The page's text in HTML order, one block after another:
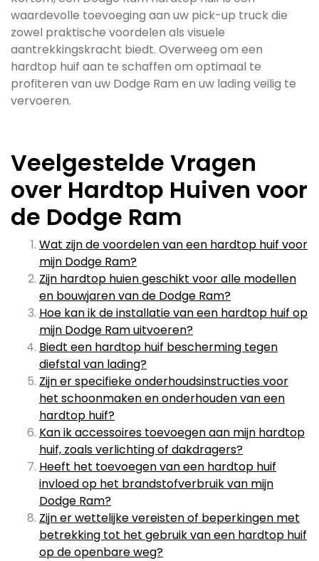
waardevolle toevoeging aan uw pick-up truck die
zowel praktische voordelen als visuele
aantrekkingskracht biedt. Overweeg om een
hardtop huif aan te schaffen om optimaal te
profiteren van uw Dodge Ram en uw lading veilig te
vervoeren.
Veelgestelde Vragen
over Hardtop Huiven voor
de Dodge Ram
Wat zijn de voordelen van een hardtop huif voor
mijn Dodge Ram?
Zijn hardtop huien geschikt voor alle modellen
en bouwjaren van de Dodge Ram?
Hoe kan ik de installatie van een hardtop huif op
mijn Dodge Ram uitvoeren?
Biedt een hardtop huif bescherming tegen
diefstal van lading?
Zijn er specifieke onderhoudsinstructies voor
het schoonmaken en onderhouden van een
hardtop huif?
Kan ik accessoires toevoegen aan mijn hardtop
huif, zoals verlichting of dakdragers?
Heeft het toevoegen van een hardtop huif
invloed op het brandstofverbruik van mijn
Dodge Ram?
Zijn er wettelijke vereisten of beperkingen met
betrekking tot het gebruik van een hardtop huif
op de openbare weg?